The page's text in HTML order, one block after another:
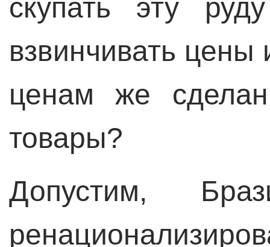
скупать эту
взвинчивать цены
ценам же
товары?
Допустим,